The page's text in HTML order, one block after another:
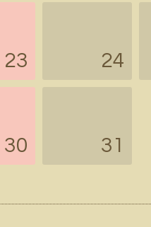
23 24
30 31